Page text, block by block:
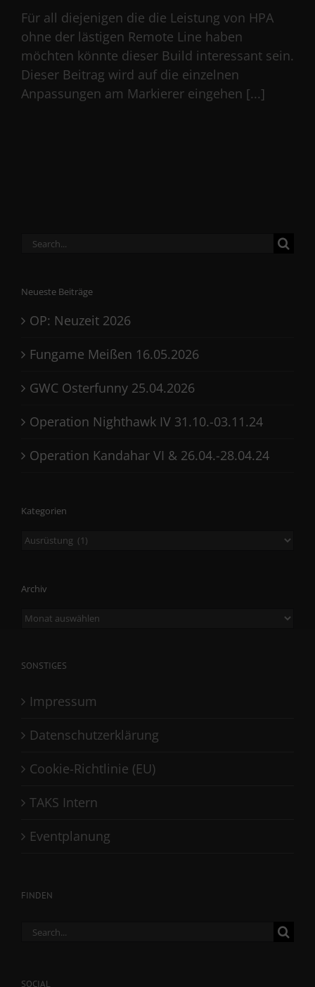
Für all diejenigen die die Leistung von HPA
ohne der lästigen Remote Line haben
möchten könnte dieser Build interessant sein.
Dieser Beitrag wird auf die einzelnen
Anpassungen am Markierer eingehen [...]
Search
Neueste Beiträge
OP: Neuzeit 2026
Fungame Meißen 16.05.2026
GWC Osterfunny 25.04.2026
Operation Nighthawk IV 31.10.-03.11.24
Operation Kandahar VI & 26.04.-28.04.24
Kategorien
Kategorien
Archiv
Archiv
SONSTIGES
Impressum
Datenschutzerklärung
Cookie-Richtlinie (EU)
TAKS Intern
Eventplanung
FINDEN
Search
SOCIAL